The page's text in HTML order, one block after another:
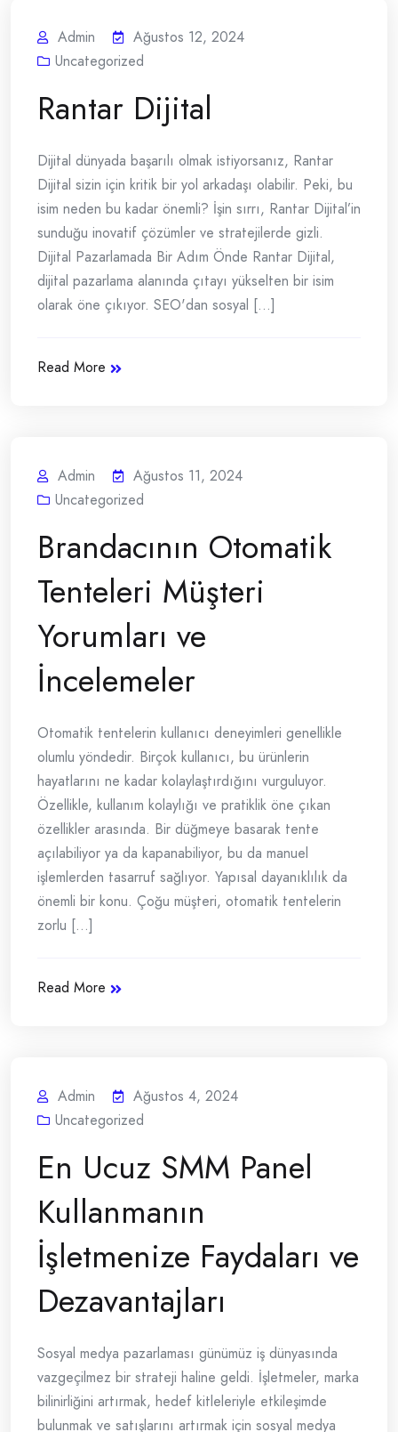
Admin
Ağustos 12, 2024
Uncategorized
Rantar Dijital
Dijital dünyada başarılı olmak istiyorsanız, Rantar
Dijital sizin için kritik bir yol arkadaşı olabilir. Peki, bu
isim neden bu kadar önemli? İşin sırrı, Rantar Dijital’in
sunduğu inovatif çözümler ve stratejilerde gizli.
Dijital Pazarlamada Bir Adım Önde Rantar Dijital,
dijital pazarlama alanında çıtayı yükselten bir isim
olarak öne çıkıyor. SEO'dan sosyal [...]
Read More
Admin
Ağustos 11, 2024
Uncategorized
Brandacının Otomatik
Tenteleri Müşteri
Yorumları ve
İncelemeler
Otomatik tentelerin kullanıcı deneyimleri genellikle
olumlu yöndedir. Birçok kullanıcı, bu ürünlerin
hayatlarını ne kadar kolaylaştırdığını vurguluyor.
Özellikle, kullanım kolaylığı ve pratiklik öne çıkan
özellikler arasında. Bir düğmeye basarak tente
açılabiliyor ya da kapanabiliyor, bu da manuel
işlemlerden tasarruf sağlıyor. Yapısal dayanıklılık da
önemli bir konu. Çoğu müşteri, otomatik tentelerin
zorlu [...]
Read More
Admin
Ağustos 4, 2024
Uncategorized
En Ucuz SMM Panel
Kullanmanın
İşletmenize Faydaları ve
Dezavantajları
Sosyal medya pazarlaması günümüz iş dünyasında
vazgeçilmez bir strateji haline geldi. İşletmeler, marka
bilinirliğini artırmak, hedef kitleleriyle etkileşimde
bulunmak ve satışlarını artırmak için sosyal medya